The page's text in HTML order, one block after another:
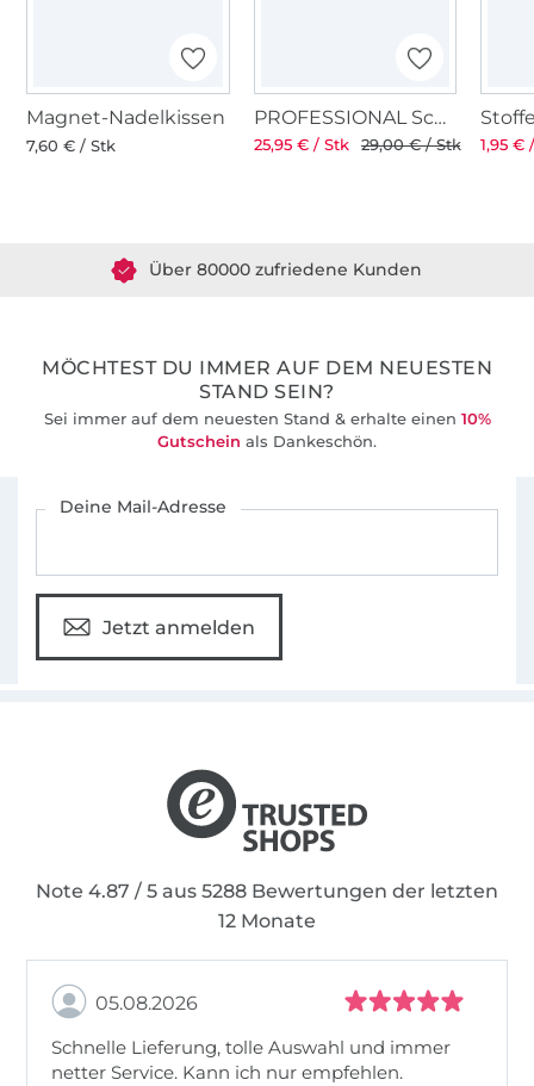
Magnet-Nadelkissen
7,60 € / Stk
PROFESSIONAL Schneiderschere 8" 21 cm
25,95 € / Stk 29,00 € / Stk 1,95 €
MÖCHTEST DU IMMER AUF DEM NEUESTEN
STAND SEIN?
Sei immer auf dem neuesten Stand & erhalte einen 10%
Gutschein als Dankeschön.
Deine Mail-Adresse
Jetzt anmelden
Note 4.87 / 5 aus 5288 Bewertungen der letzten
12 Monate
05.08.2026
Schnelle Lieferung, tolle Auswahl und immer
netter Service. Kann ich nur empfehlen.